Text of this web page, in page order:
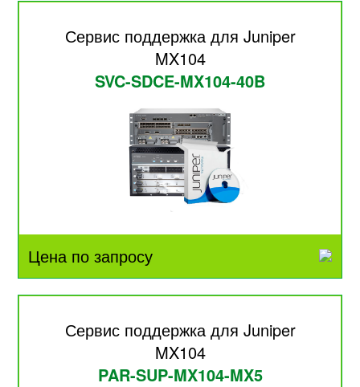
Сервис поддержка для Juniper
MX104
SVC-SDCE-MX104-40B
Цена по запросу
Сервис поддержка для Juniper
MX104
PAR-SUP-MX104-MX5